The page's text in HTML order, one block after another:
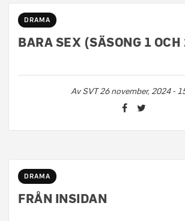
DRAMA
BARA SEX (SÄSONG 1 OCH
AvSVT 26 november, 2024 -
DRAMA
FRÅN INSIDAN